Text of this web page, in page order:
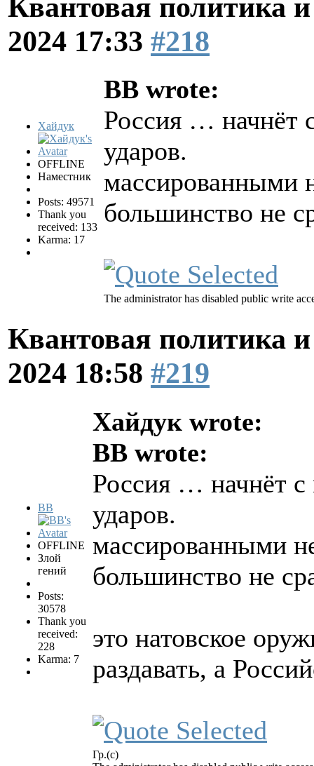
2024 17:33 #218
Хайдук
OFFLINE
Наместник
Posts: 49571
Thank you
received: 133
Karma: 17
BB wrote:
Россия … начнёт
ударов.
массированными
большинство не
The administrator has disabled public write
Квантовая политика
2024 18:58 #219
BB
OFFLINE
Злой
гений
Posts:
30578
Thank you
received:
228
Karma: 7
Хайдук wrote:
BB wrote:
Россия … начнёт
ударов.
массированными
большинство не
это натовское
раздавать, а
Гр.(с)